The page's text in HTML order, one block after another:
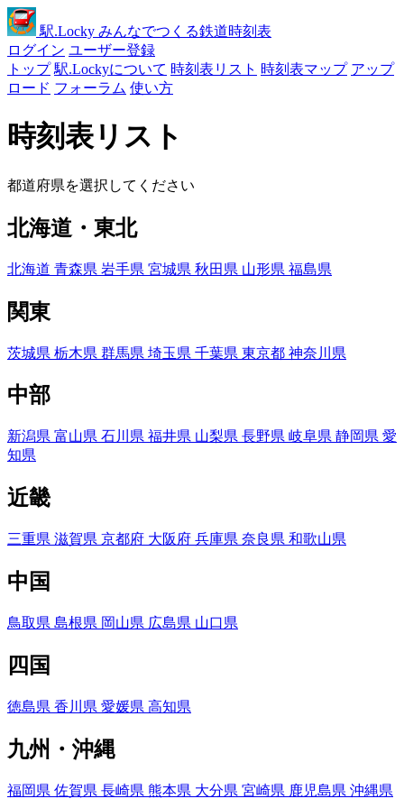
駅.Locky みんなでつくる鉄道時刻表
ログイン ユーザー登録
トップ 駅.Lockyについて 時刻表リスト 時刻表マップ アップ
ロード フォーラム 使い方
時刻表リスト
都道府県を選択してください
北海道・東北
北海道 青森県 岩手県 宮城県 秋田県 山形県 福島県
関東
茨城県 栃木県 群馬県 埼玉県 千葉県 東京都 神奈川県
中部
新潟県 富山県 石川県 福井県 山梨県 長野県 岐阜県 静岡県 愛
知県
近畿
三重県 滋賀県 京都府 大阪府 兵庫県 奈良県 和歌山県
中国
鳥取県 島根県 岡山県 広島県 山口県
四国
徳島県 香川県 愛媛県 高知県
九州・沖縄
福岡県 佐賀県 長崎県 熊本県 大分県 宮崎県 鹿児島県 沖縄県